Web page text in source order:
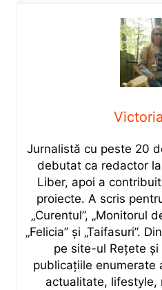
Jurnalistă cu peste 20
debutat ca redactor
Liber, apoi a
proiecte. A scris
„Curentul”, „Monitorul
„Felicia” și „Taifasuri”.
pe site-ul Rețete
publicațiile enumerate
actualitate, lifestyle,